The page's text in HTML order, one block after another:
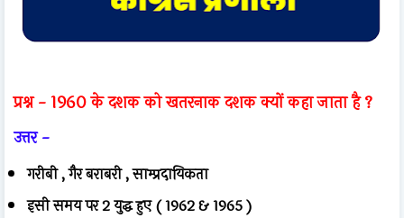
प्रश्न - 1960 के दशक को खतरनाक दशक क्यों कहा जाता है ?
उत्तर -
गरीबी , गैर बराबरी , साम्प्रदायिकता
इसी समय पर 2 युद्ध हुए ( 1962 & 1965 )